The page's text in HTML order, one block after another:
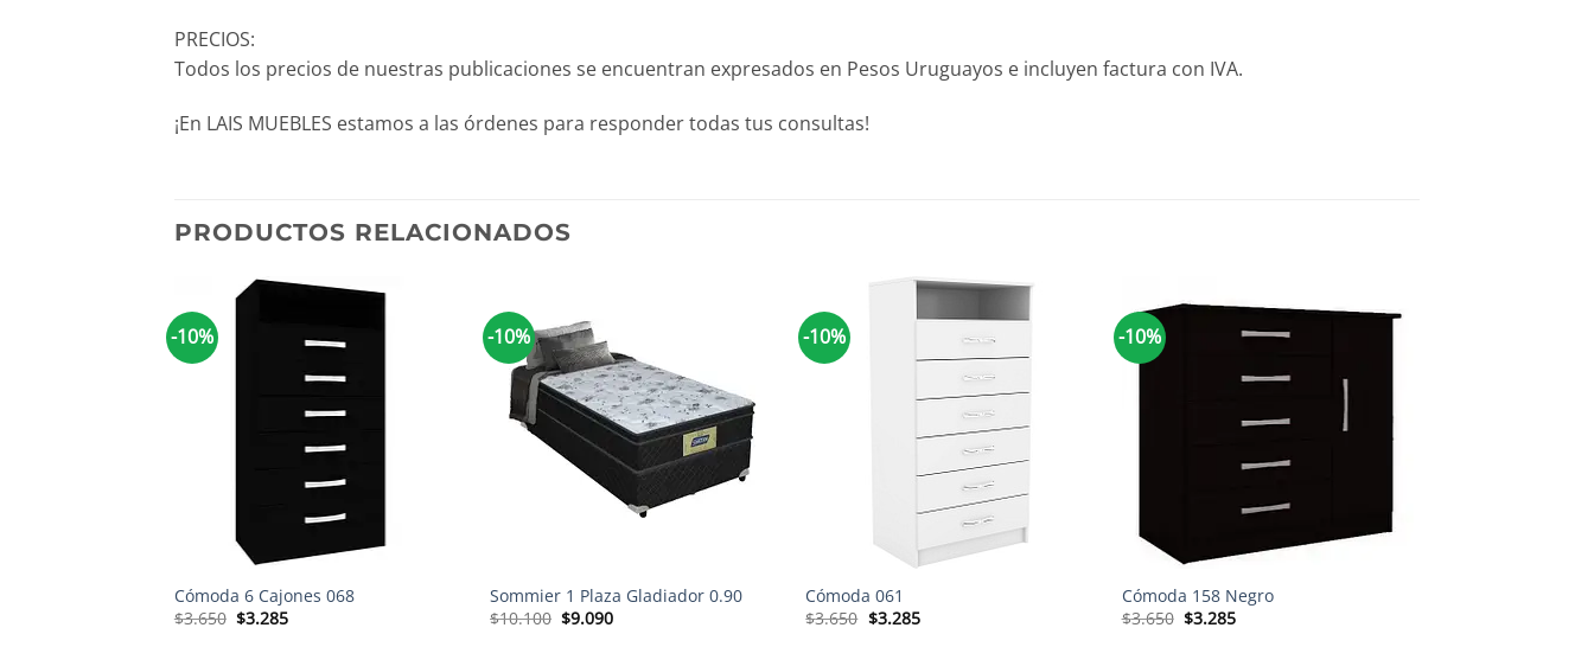
PRECIOS:
Todos los precios de nuestras publicaciones se encuentran expresados en Pesos Uruguayos e incluyen factura con IVA.
¡En LAIS MUEBLES estamos a las órdenes para responder todas tus consultas!
PRODUCTOS RELACIONADOS
-10%
Cómoda 6 Cajones 068
$3.650 El
$3.285El
-10%
Sommier 1 Plaza Gladiador 0.90
$10.100 El
$9.090El
-10%
Cómoda 061
$3.650 El
$3.285El
-10%
+
Cómoda 158 Negro
$3.650 El
$3.285El